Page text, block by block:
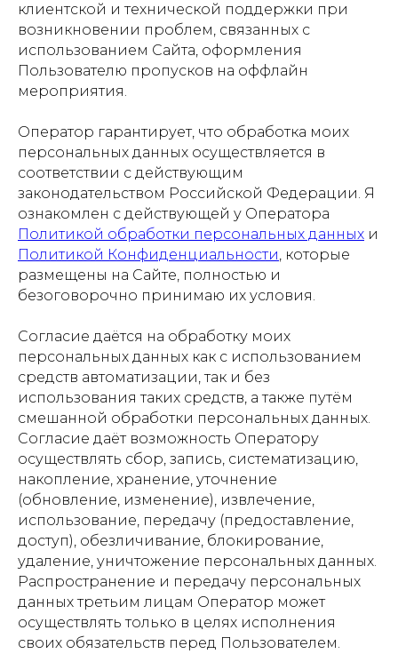
клиентской и технической поддержки при
возникновении проблем, связанных с
использованием Сайта, оформления
Пользователю пропусков на оффлайн
мероприятия.
Оператор гарантирует, что обработка моих
персональных данных осуществляется в
соответствии с действующим
законодательством Российской Федерации. Я
ознакомлен с действующей у Оператора
Политикой обработки персональных данных и
Политикой Конфиденциальности, которые
размещены на Сайте, полностью и
безоговорочно принимаю их условия.
Согласие даётся на обработку моих
персональных данных как с использованием
средств автоматизации, так и без
использования таких средств, а также путём
смешанной обработки персональных данных.
Согласие даёт возможность Оператору
осуществлять сбор, запись, систематизацию,
накопление, хранение, уточнение
(обновление, изменение), извлечение,
использование, передачу (предоставление,
доступ), обезличивание, блокирование,
удаление, уничтожение персональных данных.
Распространение и передачу персональных
данных третьим лицам Оператор может
осуществлять только в целях исполнения
своих обязательств перед Пользователем.